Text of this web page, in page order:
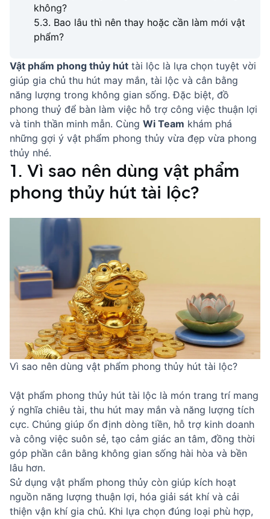
không?
5.3. Bao lâu thì nên thay hoặc cần làm mới vật
phẩm?
Vật phẩm phong thủy hút tài lộc là lựa chọn tuyệt vời
giúp gia chủ thu hút may mắn, tài lộc và cân bằng
năng lượng trong không gian sống. Đặc biệt, đồ
phong thuỷ để bàn làm việc hỗ trợ công việc thuận lợi
và tinh thần minh mẫn. Cùng Wi Team khám phá
những gợi ý vật phẩm phong thủy vừa đẹp vừa phong
thủy nhé.
1. Vì sao nên dùng vật phẩm
phong thủy hút tài lộc?
Vì sao nên dùng vật phẩm phong thủy hút tài lộc?
Vật phẩm phong thủy hút tài lộc là món trang trí mang
ý nghĩa chiêu tài, thu hút may mắn và năng lượng tích
cực. Chúng giúp ổn định dòng tiền, hỗ trợ kinh doanh
và công việc suôn sẻ, tạo cảm giác an tâm, đồng thời
góp phần cân bằng không gian sống hài hòa và bền
lâu hơn.
Sử dụng vật phẩm phong thủy còn giúp kích hoạt
nguồn năng lượng thuận lợi, hóa giải sát khí và cải
thiện vận khí gia chủ. Khi lựa chọn đúng loại phù hợp,